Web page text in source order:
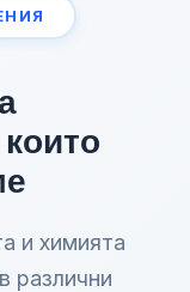
и химията
различни